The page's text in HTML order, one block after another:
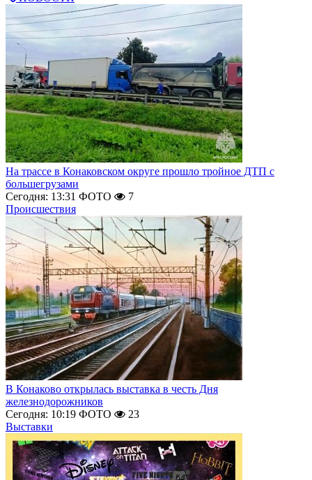
На трассе в Конаковском округе прошло тройное ДТП с
большегрузами
Сегодня: 13:31 ФОТО
7
Происшествия
В Конаково открылась выставка в честь Дня
железнодорожников
Сегодня: 10:19 ФОТО
23
Выставки